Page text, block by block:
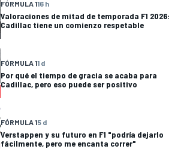
FÓRMULA 116 h
Valoraciones de mitad de temporada F1 2026:
Cadillac tiene un comienzo respetable
FÓRMULA 11 d
Por qué el tiempo de gracia se acaba para
Cadillac, pero eso puede ser positivo
FÓRMULA 15 d
Verstappen y su futuro en F1 "podría dejarlo
fácilmente, pero me encanta correr"